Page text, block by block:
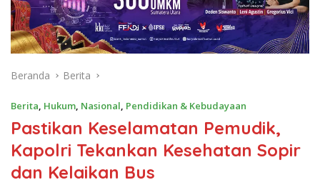
Beranda Berita
Berita, Hukum, Nasional, Pendidikan & Kebudayaan
Pastikan Keselamatan Pemudik,
Kapolri Tekankan Kesehatan Sopir
dan Kelaikan Bus